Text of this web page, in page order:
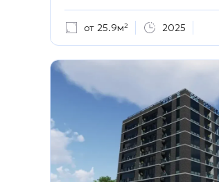
от 25.9м² 2025